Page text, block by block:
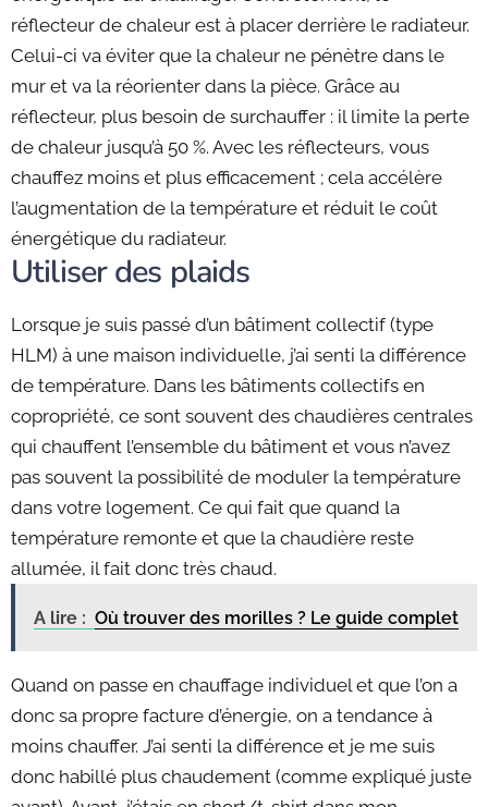
réflecteur de chaleur est à placer derrière le radiateur.
Celui-ci va éviter que la chaleur ne pénètre dans le
mur et va la réorienter dans la pièce. Grâce au
réflecteur, plus besoin de surchauffer : il limite la perte
de chaleur jusqu’à 50 %. Avec les réflecteurs, vous
chauffez moins et plus efficacement ; cela accélère
l’augmentation de la température et réduit le coût
énergétique du radiateur.
Utiliser des plaids
Lorsque je suis passé d’un bâtiment collectif (type
HLM) à une maison individuelle, j’ai senti la différence
de température. Dans les bâtiments collectifs en
copropriété, ce sont souvent des chaudières centrales
qui chauffent l’ensemble du bâtiment et vous n’avez
pas souvent la possibilité de moduler la température
dans votre logement. Ce qui fait que quand la
température remonte et que la chaudière reste
allumée, il fait donc très chaud.
A lire : Où trouver des morilles ? Le guide complet
Quand on passe en chauffage individuel et que l’on a
donc sa propre facture d’énergie, on a tendance à
moins chauffer. J’ai senti la différence et je me suis
donc habillé plus chaudement (comme expliqué juste